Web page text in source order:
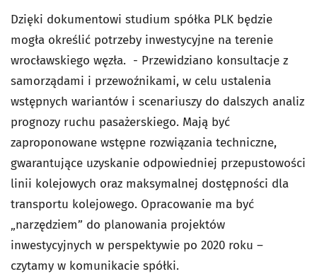
Dzięki dokumentowi studium spółka PLK będzie
mogła określić potrzeby inwestycyjne na terenie
wrocławskiego węzła. - Przewidziano konsultacje z
samorządami i przewoźnikami, w celu ustalenia
wstępnych wariantów i scenariuszy do dalszych analiz
prognozy ruchu pasażerskiego. Mają być
zaproponowane wstępne rozwiązania techniczne,
gwarantujące uzyskanie odpowiedniej przepustowości
linii kolejowych oraz maksymalnej dostępności dla
transportu kolejowego. Opracowanie ma być
„narzędziem” do planowania projektów
inwestycyjnych w perspektywie po 2020 roku –
czytamy w komunikacie spółki.